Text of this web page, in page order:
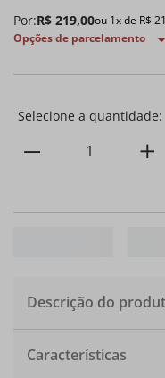
Por:R$ 219,00ou 1x de R$
Opções de parcelamento
Descrição do
O Descanso Coração
o toque de carinho
Características